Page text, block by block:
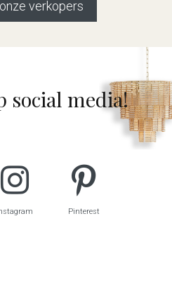
verkopers
social media!
Pinterest